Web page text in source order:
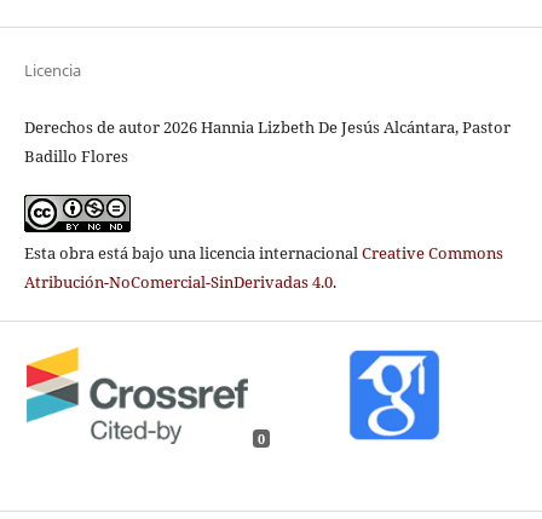
Licencia
Derechos de autor 2026 Hannia Lizbeth De Jesús Alcántara, Pastor
Badillo Flores
Esta obra está bajo una licencia internacionalCreative Commons
Atribución-NoComercial-SinDerivadas 4.0.
0